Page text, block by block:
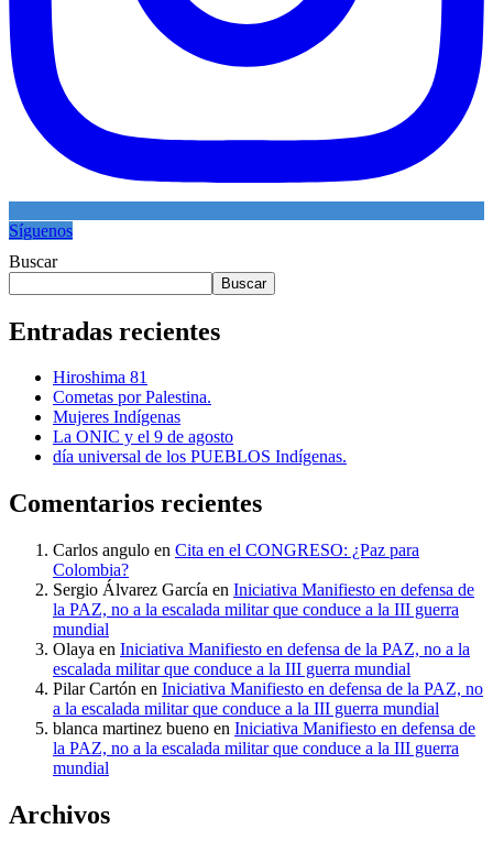
Síguenos
Buscar
Buscar
Entradas recientes
Hiroshima 81
Cometas por Palestina.
Mujeres Indígenas
La ONIC y el 9 de agosto
día universal de los PUEBLOS Indígenas.
Comentarios recientes
Carlos angulo en Cita en el CONGRESO: ¿Paz para
Colombia?
Sergio Álvarez García en Iniciativa Manifiesto en defensa de
la PAZ, no a la escalada militar que conduce a la III guerra
mundial
Olaya en Iniciativa Manifiesto en defensa de la PAZ, no a la
escalada militar que conduce a la III guerra mundial
Pilar Cartón en Iniciativa Manifiesto en defensa de la PAZ, no
a la escalada militar que conduce a la III guerra mundial
blanca martinez bueno en Iniciativa Manifiesto en defensa de
la PAZ, no a la escalada militar que conduce a la III guerra
mundial
Archivos